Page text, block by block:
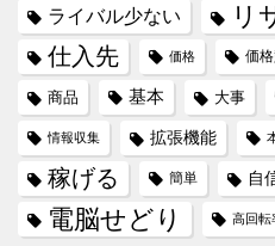
ライバル少ない リ
仕入先 価格 価
商品 基本 大事
情報収集 拡張機能
稼げる 簡単 自
電脳せどり 高回転